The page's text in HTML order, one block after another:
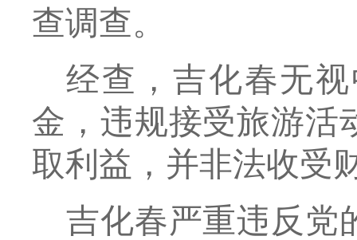
查调查。
经查，吉化春无视
金，违规接受旅游活
取利益，并非法收受
吉化春严重违反党